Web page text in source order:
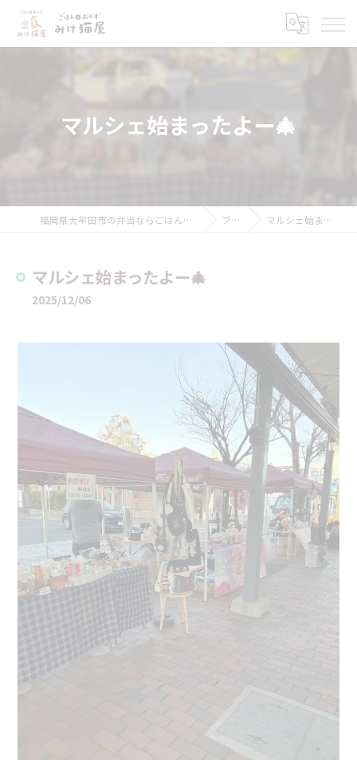
マルシェ始まったよー🎄
福岡県大牟田市の弁当ならごはんとおかず みけ猫屋 ブログ マルシェ始まったよー🎄
マルシェ始まったよー🎄
2025/12/06